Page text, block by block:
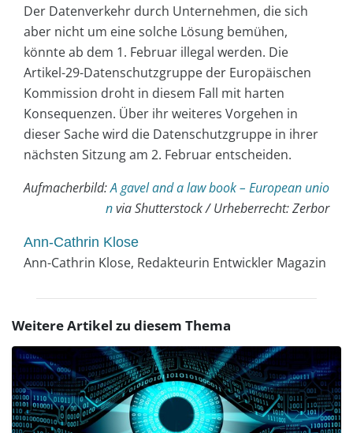
Der Datenverkehr durch Unternehmen, die sich
aber nicht um eine solche Lösung bemühen,
könnte ab dem 1. Februar illegal werden. Die
Artikel-29-Datenschutzgruppe der Europäischen
Kommission droht in diesem Fall mit harten
Konsequenzen. Über ihr weiteres Vorgehen in
dieser Sache wird die Datenschutzgruppe in ihrer
nächsten Sitzung am 2. Februar entscheiden.
Aufmacherbild:A gavel and a law book – European unio
nvia Shutterstock / Urheberrecht: Zerbor
Ann-Cathrin Klose
Ann-Cathrin Klose, Redakteurin Entwickler Magazin
Weitere Artikel zu diesem Thema